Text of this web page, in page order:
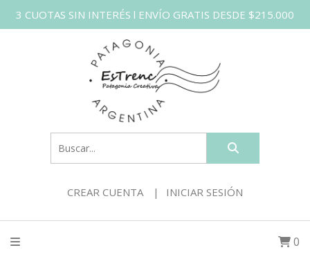
3 CUOTAS SIN INTERÉS l ENVÍO GRATIS DESDE $215.000
CREAR CUENTA INICIAR SESIÓN
0